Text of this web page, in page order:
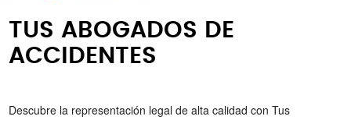
TUS ABOGADOS DE
ACCIDENTES
Descubre la representación legal de alta calidad con Tus